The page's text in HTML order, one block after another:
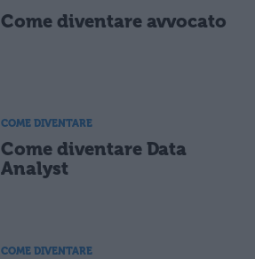
Come diventare avvocato
COME DIVENTARE
Come diventare Data
Analyst
COME DIVENTARE